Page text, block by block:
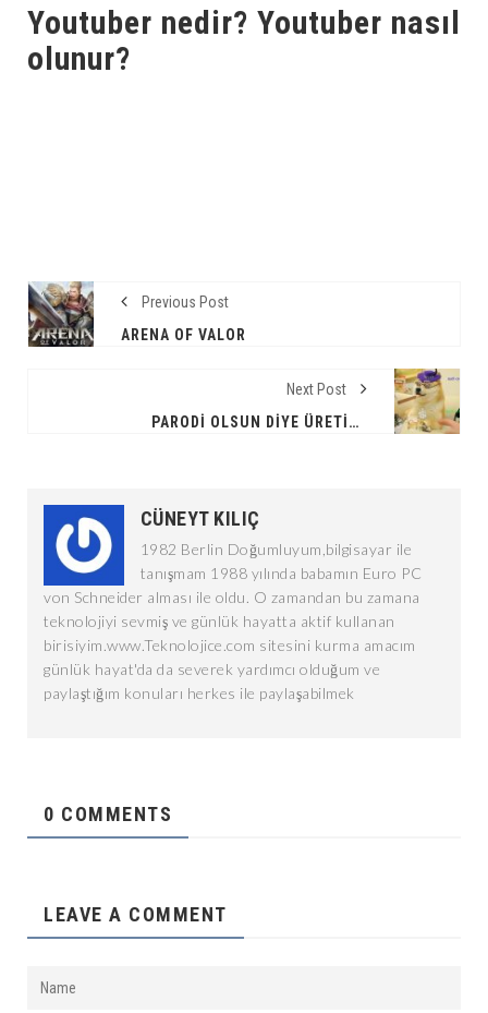
Youtuber nedir? Youtuber nasıl
olunur?
Previous Post
ARENA OF VALOR
Next Post
PARODI OLSUN DIYE ÜRETILEN DOGECOIN'IN PIYASA DEĞERI 1 MILYAR DOLARI GEÇTI
CÜNEYT KILIÇ
1982 Berlin Doğumluyum,bilgisayar ile
tanışmam 1988 yılında babamın Euro PC
von Schneider alması ile oldu. O zamandan bu zamana
teknolojiyi sevmiş ve günlük hayatta aktif kullanan
birisiyim.www.Teknolojice.com sitesini kurma amacım
günlük hayat'da da severek yardımcı olduğum ve
paylaştığım konuları herkes ile paylaşabilmek
0 COMMENTS
LEAVE A COMMENT